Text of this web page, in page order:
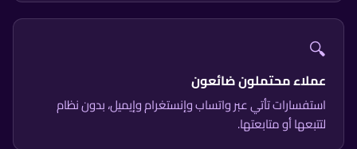
🔍
عملاء محتملون ضائعون
استفسارات تأتي عبر واتساب وإنستغرام وإيميل، بدون نظام
لتتبعها أو متابعتها.